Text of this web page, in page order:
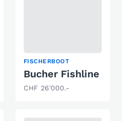
FISCHERBOOT
Bucher Fishline
CHF 26'000.-